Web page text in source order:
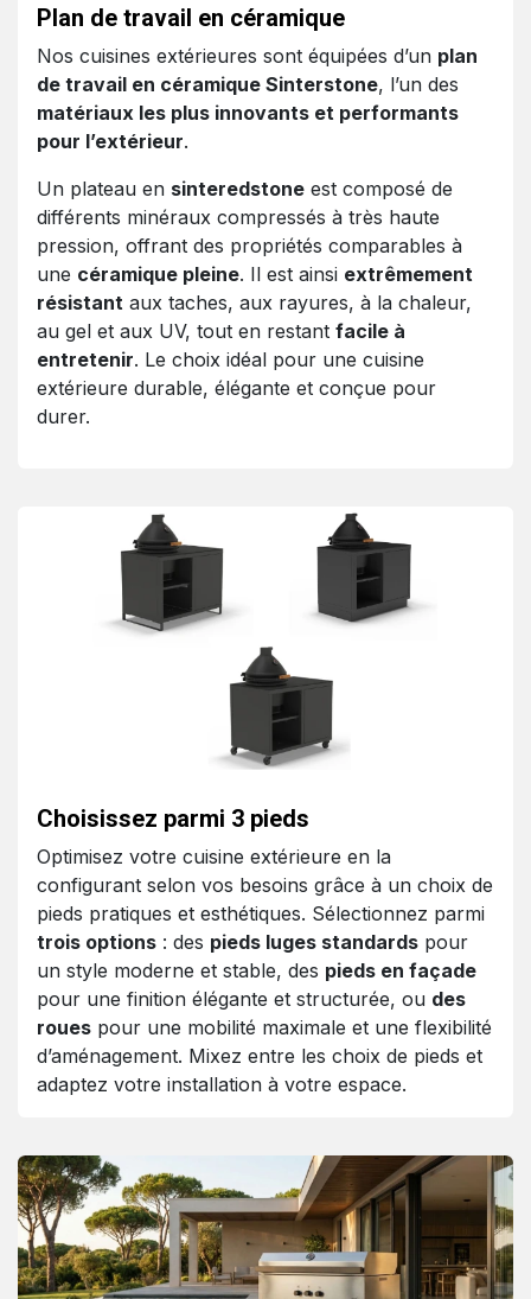
Plan de travail en céramique
Nos cuisines extérieures sont équipées d’un plan
de travail en céramique Sinterstone, l’un des
matériaux les plus innovants et performants
pour l’extérieur.
Un plateau en sinteredstone est composé de
différents minéraux compressés à très haute
pression, offrant des propriétés comparables à
une céramique pleine. Il est ainsi extrêmement
résistant aux taches, aux rayures, à la chaleur,
au gel et aux UV, tout en restant facile à
entretenir. Le choix idéal pour une cuisine
extérieure durable, élégante et conçue pour
durer.
Choisissez parmi 3 pieds
Optimisez votre cuisine extérieure en la
configurant selon vos besoins grâce à un choix de
pieds pratiques et esthétiques. Sélectionnez parmi
trois options : des pieds luges standards pour
un style moderne et stable, des pieds en façade
pour une finition élégante et structurée, ou des
roues pour une mobilité maximale et une flexibilité
d’aménagement. Mixez entre les choix de pieds et
adaptez votre installation à votre espace.